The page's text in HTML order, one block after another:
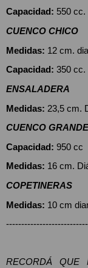
Capacidad: 550 cc.
CUENCO CHICO
Medidas: 12 cm.
Capacidad: 350 cc.
ENSALADERA
Medidas: 23,5 cm.
CUENCO GRANDE
Capacidad: 950 cc
Medidas: 16 cm.
COPETINERAS
Medidas: 10 cm
RECORDÁ QUE